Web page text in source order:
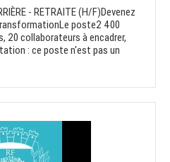
- RETRAITE (H/F)Devenez
poste2 400
20 collaborateurs à encadrer,
: ce poste n'est pas un